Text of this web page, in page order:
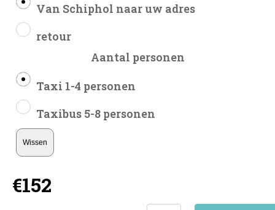
Van Schiphol naar uw adres
retour
Aantal personen
Taxi 1-4 personen
Taxibus 5-8 personen
Wissen
€152